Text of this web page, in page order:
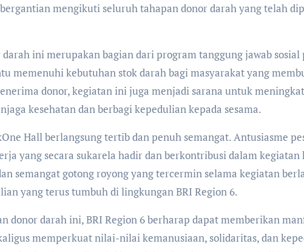
mengikuti seluruh tahapan donor darah yang telah
darah ini merupakan bagian dari program tanggung jawab
memenuhi kebutuhan stok darah bagi masyarakat yang
donor, kegiatan ini juga menjadi sarana untuk
kesehatan dan berbagi kepedulian kepada sesama.
Hall berlangsung tertib dan penuh semangat. Antusiasme
yang secara sukarela hadir dan berkontribusi dalam kegiatan
semangat gotong royong yang tercermin selama kegiatan
yang terus tumbuh di lingkungan BRI Region 6.
donor darah ini, BRI Region 6 berharap dapat memberikan
memperkuat nilai-nilai kemanusiaan, solidaritas, dan